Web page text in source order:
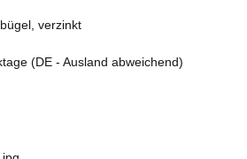
verzinkt
(DE - Ausland abweichend)